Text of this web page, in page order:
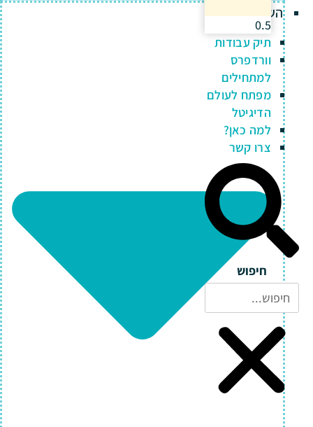
תיק עבודות
וורדפרס
למתחילים
מפתח לעולם
הדיגיטל
למה כאן?
צרו קשר
חיפוש
השירותים שלנו